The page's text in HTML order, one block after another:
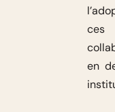
en